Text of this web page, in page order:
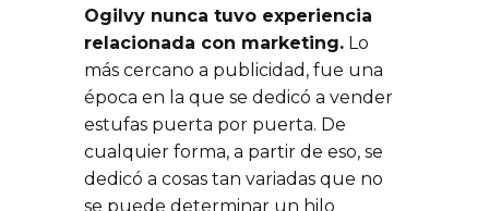
Ogilvy nunca tuvo experiencia
relacionada con marketing. Lo
más cercano a publicidad, fue una
época en la que se dedicó a vender
estufas puerta por puerta. De
cualquier forma, a partir de eso, se
dedicó a cosas tan variadas que no
se puede determinar un hilo